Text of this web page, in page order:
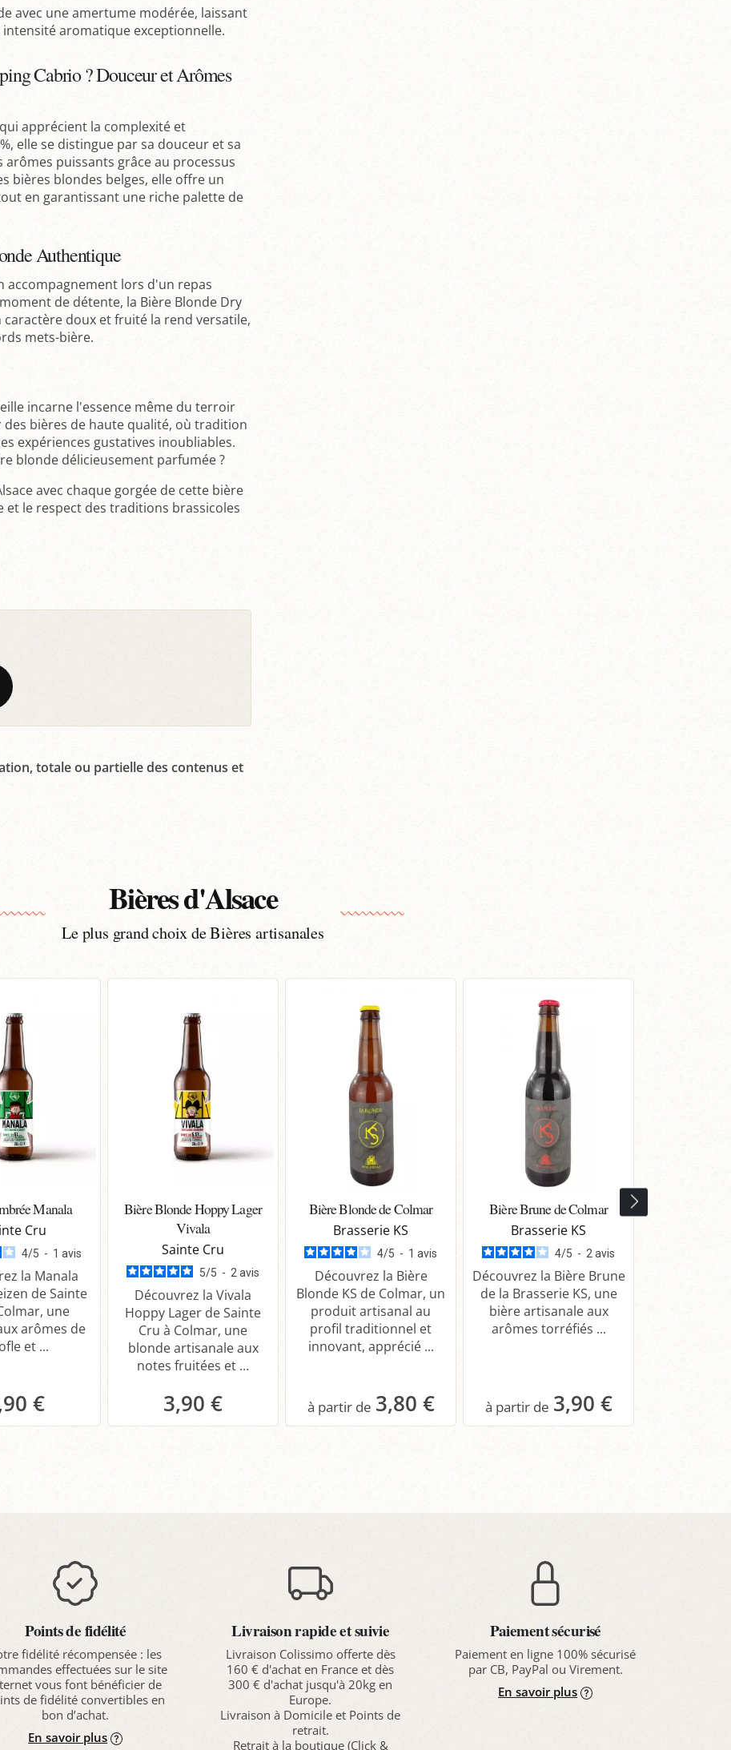
avec une amertume modérée, laissant
aromatique exceptionnelle.
Cabrio ? Douceur et Arômes
apprécient la complexité et
elle se distingue par sa douceur et sa
puissants grâce au processus
bières blondes belges, elle offre un
en garantissant une riche palette de
Authentique
accompagnement lors d'un repas
de détente, la Bière Blonde Dry
doux et fruité la rend versatile,
mets-bière.
incarne l'essence même du terroir
des bières de haute qualité, où tradition
expériences gustatives inoubliables.
blonde délicieusement parfumée ?
avec chaque gorgée de cette bière
le respect des traditions brassicoles
totale ou partielle des contenus et
Bières d'Alsace
Le plus grand choix de Bières artisanales
Manala
Cru
4/5 - 1 avis
la Manala
de Sainte
une
arômes de
et ...
€
Bière Blonde Hoppy Lager
Vivala
Sainte Cru
5/5 - 2 avis
Découvrez la Vivala
Hoppy Lager de Sainte
Cru à Colmar, une
blonde artisanale aux
notes fruitées et ...
3,90 €
Bière Blonde de Colmar
Brasserie KS
4/5 - 1 avis
Découvrez la Bière
Blonde KS de Colmar, un
produit artisanal au
profil traditionnel et
innovant, apprécié ...
3,80 €
Bière Brune de Colmar
Brasserie KS
4/5 - 2 avis
Découvrez la Bière Brune
de la Brasserie KS, une
bière artisanale aux
arômes torréfiés ...
3,90 €
Points de fidélité
fidélité récompensée : les
effectuées sur le site
vous font bénéficier de
de fidélité convertibles en
bon d’achat.
En savoir plus
Livraison rapide et suivie
Livraison Colissimo offerte dès
160 € d'achat en France et dès
300 € d'achat jusqu'à 20kg en
Europe.
Livraison à Domicile et Points de
retrait.
Retrait à la boutique (Click &
Paiement sécurisé
Paiement en ligne 100% sécurisé
par CB, PayPal ou Virement.
En savoir plus